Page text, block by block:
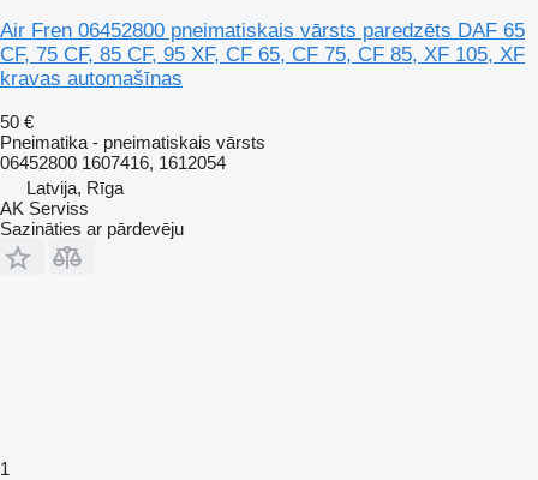
Air Fren 06452800 pneimatiskais vārsts paredzēts DAF 65
CF, 75 CF, 85 CF, 95 XF, CF 65, CF 75, CF 85, XF 105, XF
kravas automašīnas
50 €
Pneimatika - pneimatiskais vārsts
06452800 1607416, 1612054
Latvija, Rīga
AK Serviss
Sazināties ar pārdevēju
1